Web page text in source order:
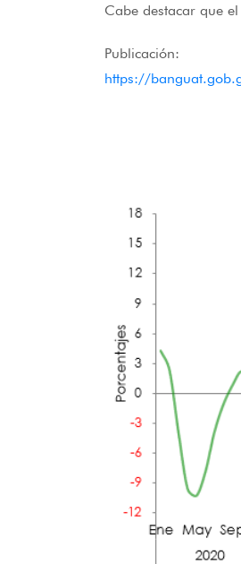
Cabe destacar que
Publicación:
https://